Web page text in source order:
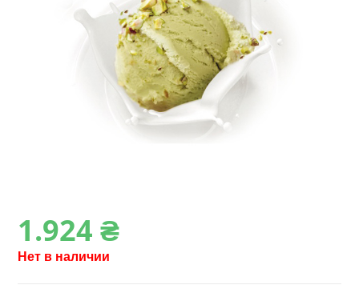
1.924₴
Нет в наличии